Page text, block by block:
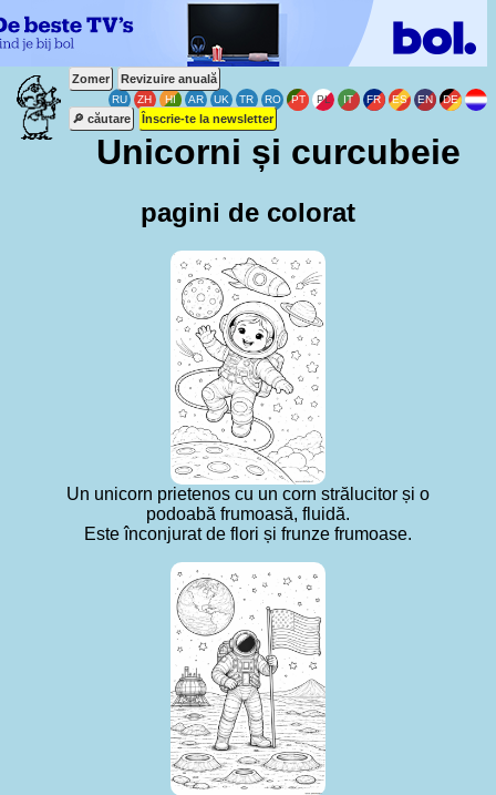
Zomer Revizuire anuală
🔎 căutare Înscrie-te la newsletter
Unicorni și curcubeie
pagini de colorat
Un unicorn prietenos cu un corn strălucitor și o
podoabă frumoasă, fluidă.
Este înconjurat de flori și frunze frumoase.